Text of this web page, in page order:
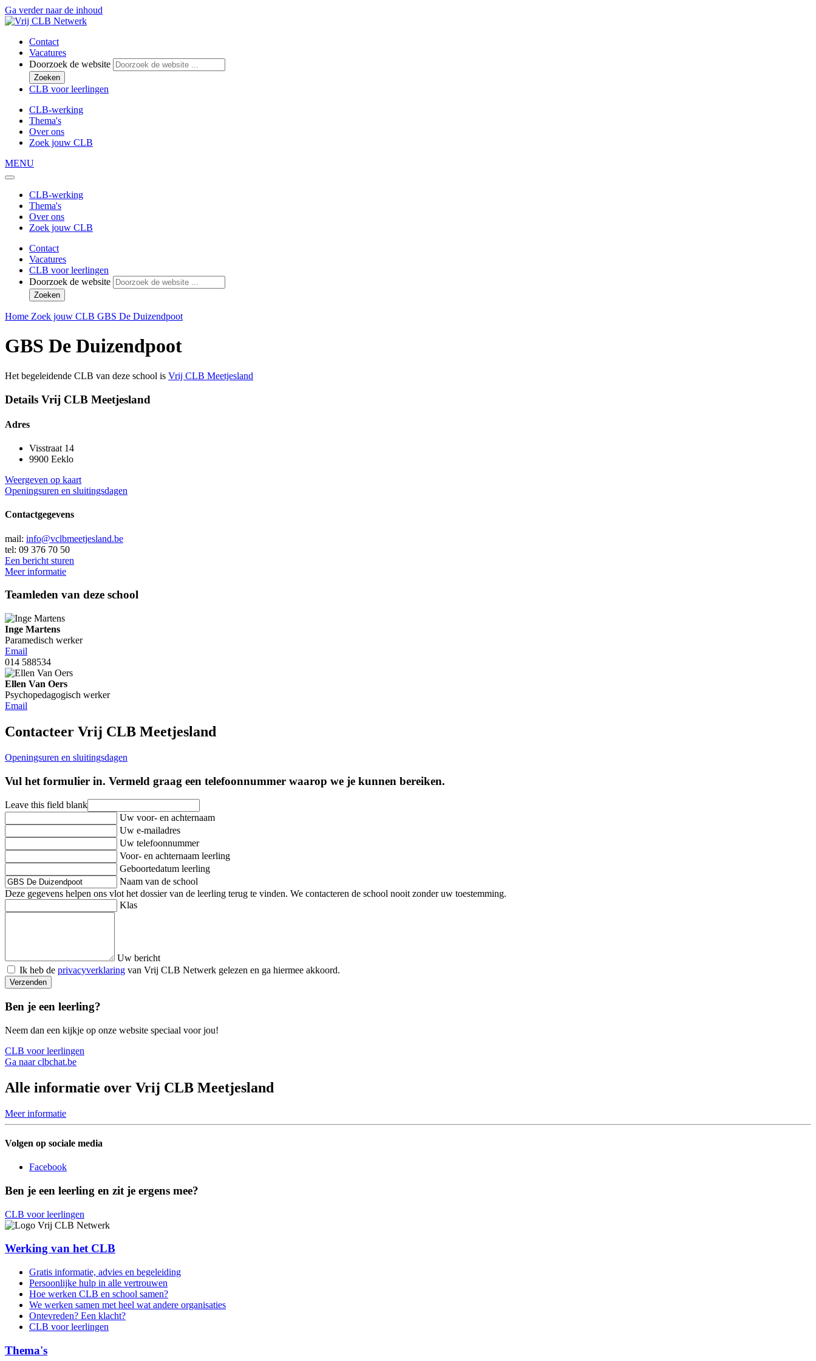
Ga verder naar de inhoud
Contact
Vacatures
Doorzoek de website
Zoeken
CLB voor leerlingen
CLB-werking
Thema's
Over ons
Zoek jouw CLB
MENU
CLB-werking
Thema's
Over ons
Zoek jouw CLB
Contact
Vacatures
CLB voor leerlingen
Doorzoek de website
Zoeken
Home Zoek jouw CLB GBS De Duizendpoot
GBS De Duizendpoot
Het begeleidende CLB van deze school is Vrij CLB Meetjesland
Details Vrij CLB Meetjesland
Adres
Visstraat 14
9900 Eeklo
Weergeven op kaart
Openingsuren en sluitingsdagen
Contactgegevens
mail: info@vclbmeetjesland.be
tel: 09 376 70 50
Een bericht sturen
Meer informatie
Teamleden van deze school
Inge Martens
Paramedisch werker
Email
014 588534
Ellen Van Oers
Psychopedagogisch werker
Email
Contacteer Vrij CLB Meetjesland
Openingsuren en sluitingsdagen
Vul het formulier in. Vermeld graag een telefoonnummer waarop we je kunnen bereiken.
Leave this field blank
Uw voor- en achternaam
Uw e-mailadres
Uw telefoonnummer
Voor- en achternaam leerling
Geboortedatum leerling
Naam van de school
Deze gegevens helpen ons vlot het dossier van de leerling terug te vinden. We contacteren de school nooit zonder uw toestemming.
Klas
Uw bericht
Ik heb de privacyverklaring van Vrij CLB Netwerk gelezen en ga hiermee akkoord.
Verzenden
Ben je een leerling?
Neem dan een kijkje op onze website speciaal voor jou!
CLB voor leerlingen
Ga naar clbchat.be
Alle informatie over Vrij CLB Meetjesland
Meer informatie
Volgen op sociale media
Facebook
Ben je een leerling en zit je ergens mee?
CLB voor leerlingen
Werking van het CLB
Gratis informatie, advies en begeleiding
Persoonlijke hulp in alle vertrouwen
Hoe werken CLB en school samen?
We werken samen met heel wat andere organisaties
Ontevreden? Een klacht?
CLB voor leerlingen
Thema's